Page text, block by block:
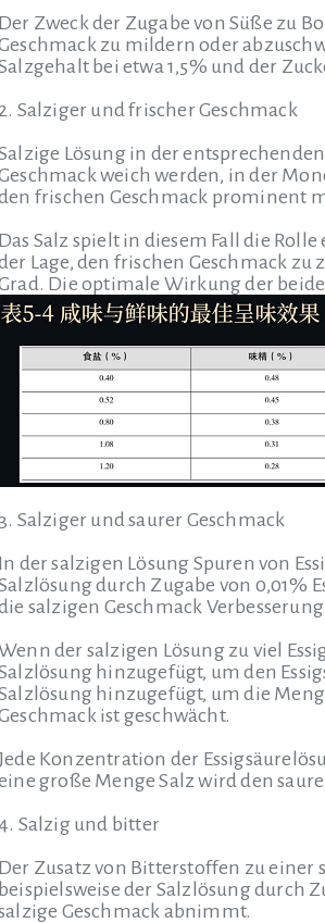
Der Zweck der Zugabe von Süße zu
zu mildern oder
bei etwa 1,5% und der
Salziger und frischer Geschmack
Lösung in der
weich werden, in der
frischen Geschmack prominent
Das Salz spielt in diesem Fall die
Lage, den frischen Geschmack
Die optimale Wirkung der
3. Salziger und saurer Geschmack
In der salzigen Lösung Spuren von
durch Zugabe von 0,01%
salzigen Geschmack
der salzigen Lösung zu viel
hinzugefügt, um den
hinzugefügt, um die
ist geschwächt.
Konzentration der
große Menge Salz wird den
Salzig und bitter
Der Zusatz von Bitterstoffen zu einer
beispielsweise der Salzlösung durch
Geschmack abnimmt.